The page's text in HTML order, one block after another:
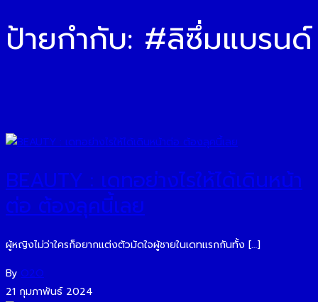
ป้ายกำกับ: #ลิซึ่มแบรนด์
BEAUTY : เดทอย่างไรให้ได้เดินหน้า
ต่อ ต้องลุคนี้เลย
ผู้หญิงไม่ว่าใครก็อยากแต่งตัวมัดใจผู้ชายในเดทแรกกันทั้ง […]
By O2O
21 กุมภาพันธ์ 2024